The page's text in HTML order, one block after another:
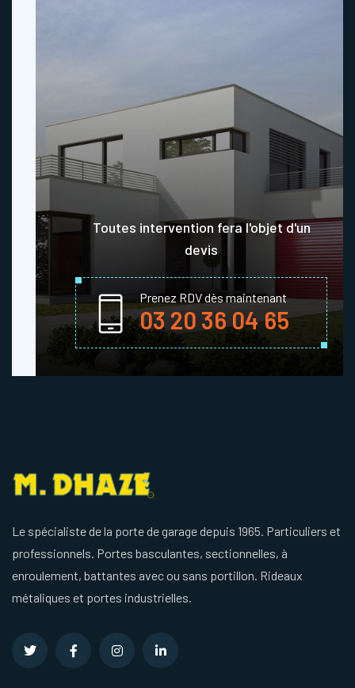
Toutes intervention fera l'objet d'un
devis
Prenez RDV dès maintenant
03 20 36 04 65
Le spécialiste de la porte de garage depuis 1965. Particuliers et
professionnels. Portes basculantes, sectionnelles, à
enroulement, battantes avec ou sans portillon. Rideaux
métaliques et portes industrielles.